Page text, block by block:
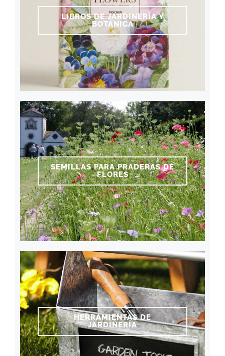
LIBROS DE JARDINERÍA Y
BOTÁNICA
SEMILLAS PARA PRADERAS DE
FLORES
HERRAMIENTAS DE
JARDINERÍA